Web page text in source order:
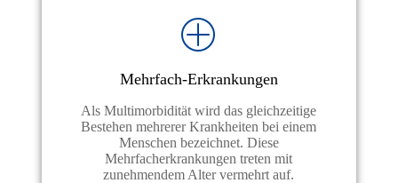
Mehrfach-Erkrankungen
Als Multimorbidität wird das gleichzeitige
Bestehen mehrerer Krankheiten bei einem
Menschen bezeichnet. Diese
Mehrfacherkrankungen treten mit
zunehmendem Alter vermehrt auf.